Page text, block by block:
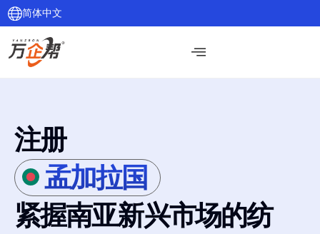
简体中文
注册
孟加拉国
紧握南亚新兴市场的纺